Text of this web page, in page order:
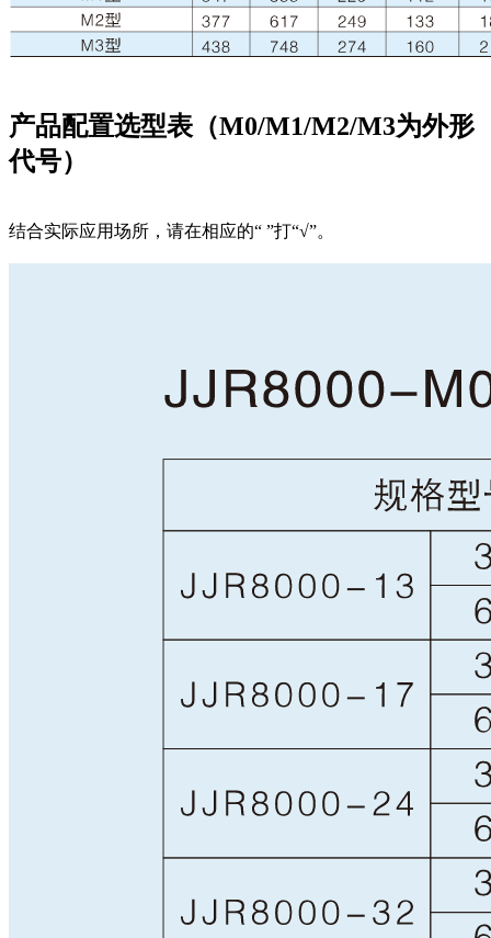
产品配置选型表（M0/M1/M2/M3为外形
代号）
结合实际应用场所，请在相应的“ ”打“√”。